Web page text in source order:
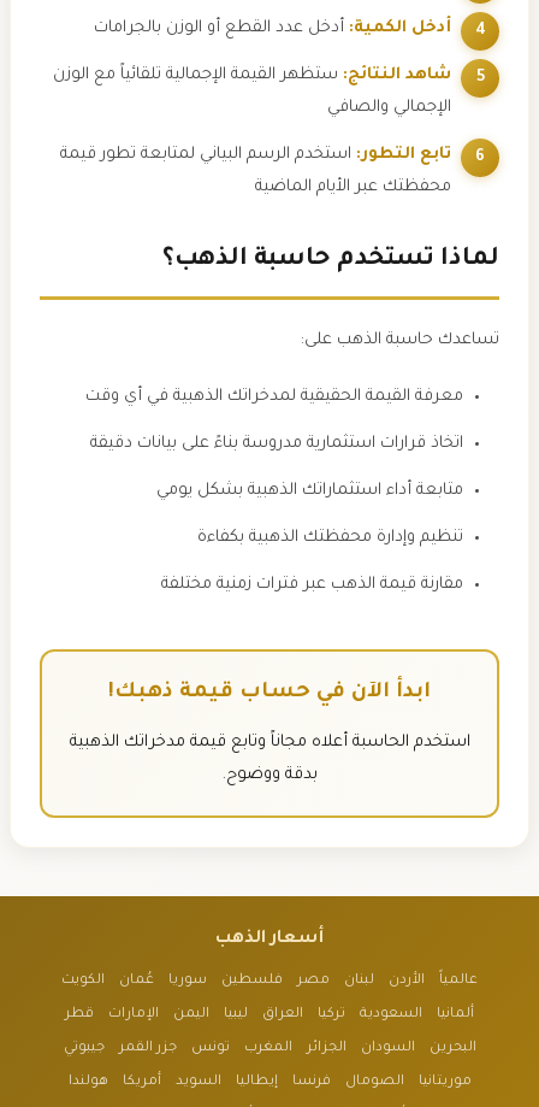
أدخل الكمية:أدخل عدد القطع أو الوزن بالجرامات
شاهد النتائج:ستظهر القيمة الإجمالية تلقائياً مع الوزن
الإجمالي والصافي
تابع التطور:استخدم الرسم البياني لمتابعة تطور قيمة
محفظتك عبر الأيام الماضية
لماذا تستخدم حاسبة الذهب؟
تساعدك حاسبة الذهب على:
معرفة القيمة الحقيقية لمدخراتك الذهبية في أي وقت
اتخاذ قرارات استثمارية مدروسة بناءً على بيانات دقيقة
متابعة أداء استثماراتك الذهبية بشكل يومي
تنظيم وإدارة محفظتك الذهبية بكفاءة
مقارنة قيمة الذهب عبر فترات زمنية مختلفة
ابدأ الآن في حساب قيمة ذهبك!
استخدم الحاسبة أعلاه مجاناً وتابع قيمة مدخراتك الذهبية
بدقة ووضوح.
أسعار الذهب
عالمياً الأردن لبنان مصر فلسطين سوريا عُمان الكويت
ألمانيا السعودية تركيا العراق ليبيا اليمن الإمارات قطر
البحرين السودان الجزائر المغرب تونس جزر القمر جيبوتي
موريتانيا الصومال فرنسا إيطاليا السويد أمريكا هولندا